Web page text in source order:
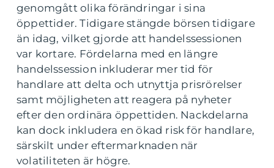
genomgått olika förändringar i sina
öppettider. Tidigare stängde börsen tidigare
än idag, vilket gjorde att handelssessionen
var kortare. Fördelarna med en längre
handelssession inkluderar mer tid för
handlare att delta och utnyttja prisrörelser
samt möjligheten att reagera på nyheter
efter den ordinära öppettiden. Nackdelarna
kan dock inkludera en ökad risk för handlare,
särskilt under eftermarknaden när
volatiliteten är högre.